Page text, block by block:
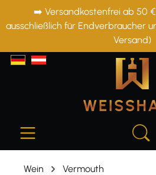
springen
➡️ Versandkostenfrei ab 50
ausschließlich für Endverbraucher
Versand)
Wein Vermouth